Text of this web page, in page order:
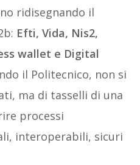
ridisegnando il
Efti, Vida, Nis2,
wallet e Digital
il Politecnico, non si
ma di tasselli di una
processi
interoperabili, sicuri